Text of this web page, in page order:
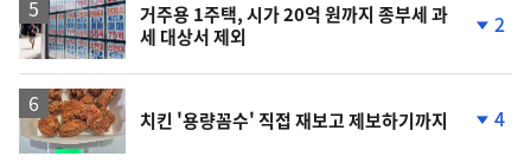
거주용 1주택, 시가 20억 원까지 종부세 과
세 대상서 제외
하
2
치킨 '용량꼼수' 직접 재보고 제보하기까지 4